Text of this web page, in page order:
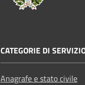
CATEGORIE DI
Anagrafe e stato civile